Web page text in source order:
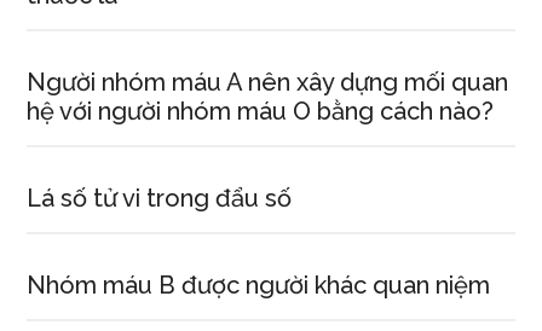
Người nhóm máu A nên xây dựng mối quan
hệ với người nhóm máu O bằng cách nào?
Lá số tử vi trong đẩu số
Nhóm máu B được người khác quan niệm